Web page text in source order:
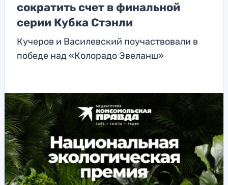
сократить счет в финальной
серии Кубка Стэнли
Кучеров и Василевский поучаствовали в
победе над «Колорадо Эвеланш»